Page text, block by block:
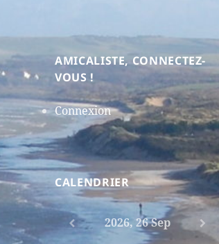
AMICALISTE, CONNECTEZ-
VOUS !
Connexion
CALENDRIER
2026, 26 Sep